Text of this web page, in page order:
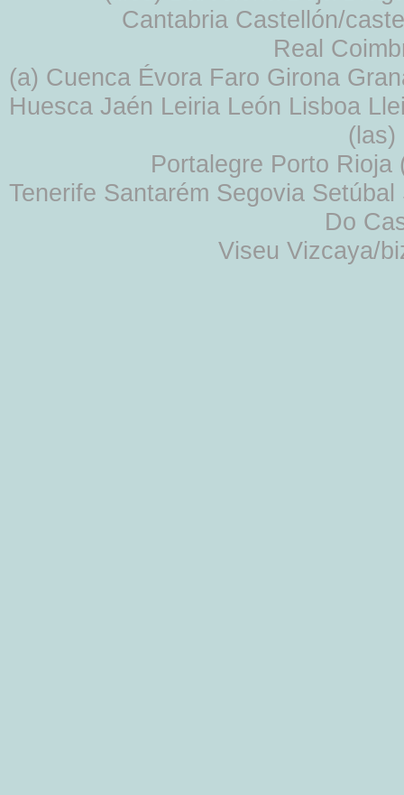
Cantabria Castellón/
Real
(a) Cuenca Évora Faro Girona
Huesca Jaén Leiria León Lisboa
Portalegre Porto
Tenerife Santarém Segovia
Do
Viseu Vizcaya/